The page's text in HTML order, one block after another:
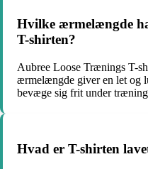
Hvilke ærmelængde
T-shirten?
Aubree Loose Trænings T-
ærmelængde giver en let og
bevæge sig frit under
Hvad er T-shirten